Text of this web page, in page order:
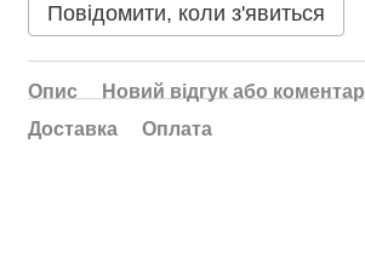
Повідомити, коли з'явиться
Опис
Новий відгук або коментар
Доставка
Оплата